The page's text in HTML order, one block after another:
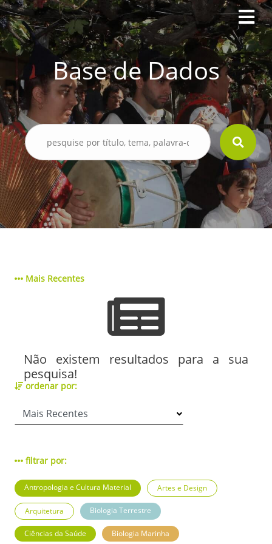
Base de Dados
Mais Recentes
Não existem resultados para a sua
pesquisa!
ordenar por:
filtrar por:
Antropologia e Cultura Material Artes e Design
Arquitetura Biologia Terrestre
Ciências da Saúde Biologia Marinha